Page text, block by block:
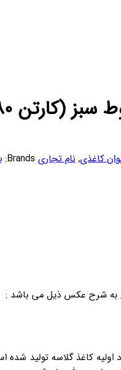
کاغذی, نام تجاری Brands: